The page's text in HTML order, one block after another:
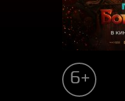
6+